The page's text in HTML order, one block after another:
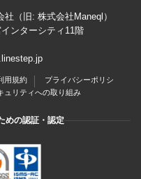
（旧: 株式会社Maneql）
ンターシティ11階
用規約
プライバシーポリシ
ュリティへの取り組み
めの認証・認定